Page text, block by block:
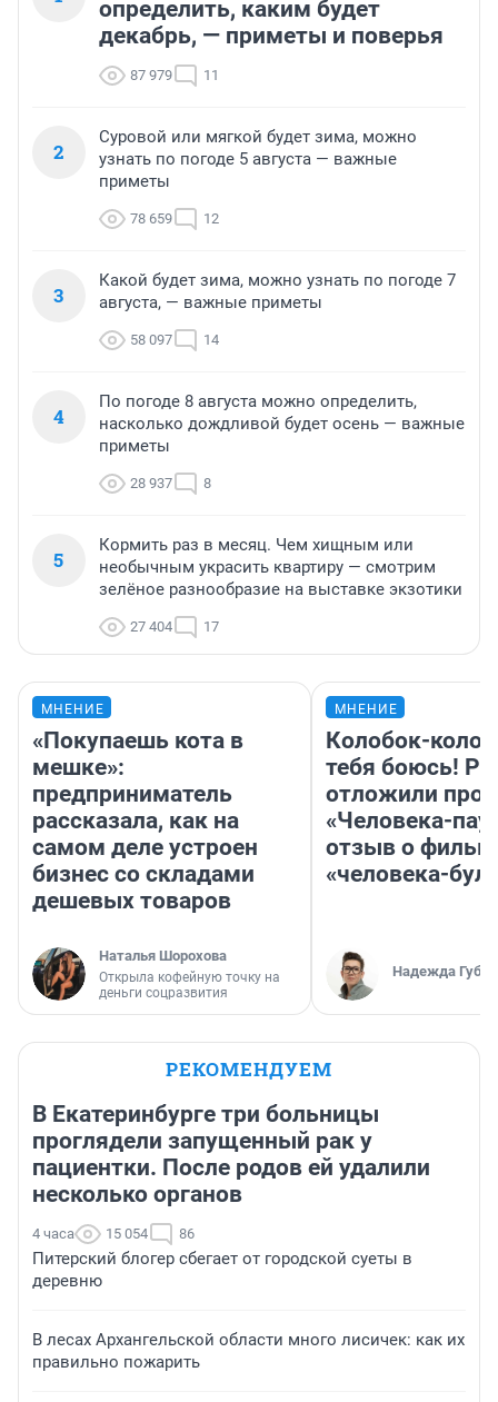
определить, каким будет
декабрь, — приметы и поверья
87 979 11
2
Суровой или мягкой будет зима, можно
узнать по погоде 5 августа — важные
приметы
78 659 12
3
Какой будет зима, можно узнать по погоде 7
августа, — важные приметы
58 097 14
4
По погоде 8 августа можно определить,
насколько дождливой будет осень — важные
приметы
28 937 8
5
Кормить раз в месяц. Чем хищным или
необычным украсить квартиру — смотрим
зелёное разнообразие на выставке экзотики
27 404 17
МНЕНИЕ
«Покупаешь кота в
мешке»:
предприниматель
рассказала, как на
самом деле устроен
бизнес со складами
дешевых товаров
Наталья Шорохова
Открыла кофейную точку на
деньги соцразвития
МНЕНИЕ
Колобок-
тебя боюсь!
отложили
«Человека-
отзыв о
«человека-
Надежда
РЕКОМЕНДУЕМ
В Екатеринбурге три больницы
проглядели запущенный рак у
пациентки. После родов ей удалили
несколько органов
4 часа 15 054 86
Питерский блогер сбегает от городской суеты в
деревню
В лесах Архангельской области много лисичек: как их
правильно пожарить